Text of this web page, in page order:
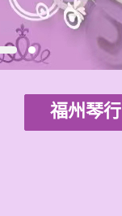
福州琴行